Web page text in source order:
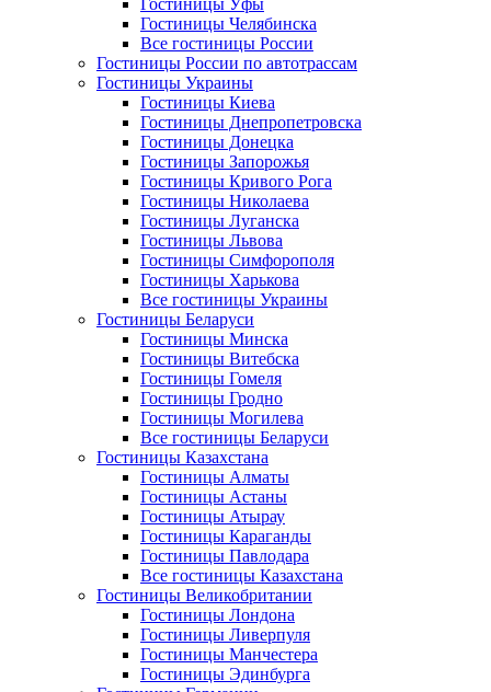
Гостиницы Уфы
Гостиницы Челябинска
Все гостиницы России
Гостиницы России по автотрассам
Гостиницы Украины
Гостиницы Киева
Гостиницы Днепропетровска
Гостиницы Донецка
Гостиницы Запорожья
Гостиницы Кривого Рога
Гостиницы Николаева
Гостиницы Луганска
Гостиницы Львова
Гостиницы Симфорополя
Гостиницы Харькова
Все гостиницы Украины
Гостиницы Беларуси
Гостиницы Минска
Гостиницы Витебска
Гостиницы Гомеля
Гостиницы Гродно
Гостиницы Могилева
Все гостиницы Беларуси
Гостиницы Казахстана
Гостиницы Алматы
Гостиницы Астаны
Гостиницы Атырау
Гостиницы Караганды
Гостиницы Павлодара
Все гостиницы Казахстана
Гостиницы Великобритании
Гостиницы Лондона
Гостиницы Ливерпуля
Гостиницы Манчестера
Гостиницы Эдинбурга